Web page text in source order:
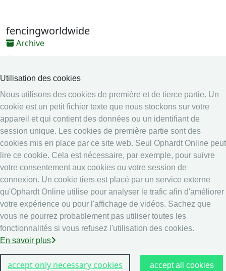
Utilisation des cookies
Nous utilisons des cookies de première et de tierce partie. Un
cookie est un petit fichier texte que nous stockons sur votre
appareil et qui contient des données ou un identifiant de
session unique. Les cookies de première partie sont des
cookies mis en place par ce site web. Seul Ophardt Online peut
lire ce cookie. Cela est nécessaire, par exemple, pour suivre
votre consentement aux cookies ou votre session de
connexion. Un cookie tiers est placé par un service externe
qu'Ophardt Online utilise pour analyser le trafic afin d'améliorer
votre expérience ou pour l'affichage de vidéos. Sachez que
vous ne pourrez probablement pas utiliser toutes les
fonctionnalités si vous refusez l'utilisation des cookies.
En savoir plus
accept only necessary cookies accept all cookies
fencingworldwide
Archive
Vidéos
Médias
Système en ligne
Système en ligne
Calendrier
Classement
Légal
Securité data
Imprime
other
Résultats en direct: Escrime